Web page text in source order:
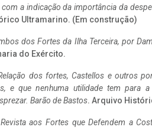
a indicação da importância da
Ultramarino. (Em construção)
dos Fortes da Ilha Terceira, por
do Exército.
dos fortes, Castellos e outros
e que nenhuma utilidade tem para
Barão de Bastos. Arquivo
Revista aos Fortes que Defendem a